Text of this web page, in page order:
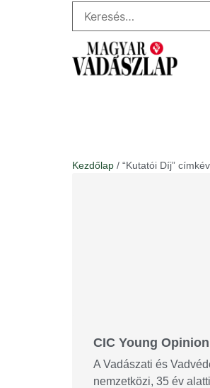
Kezdőlap / “Kutatói Díj”
CIC Young
A Vadászati és
nemzetközi, 35 év